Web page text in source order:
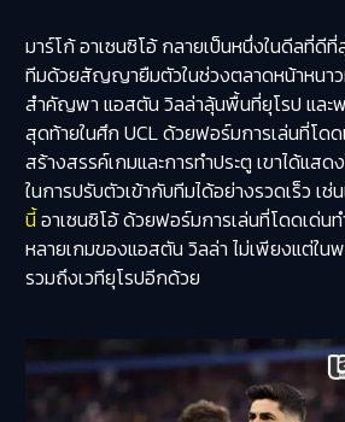
มาร์โก้ อาเซนซิโอ้ กลายเป็นหนึ่งในดีลที่ดี
ทีมด้วยสัญญายืมตัวในช่วงตลาดหน้าหนาว
สำคัญพา แอสตัน วิลล่าลุ้นพื้นที่ยุโรป และ
สุดท้ายในศึก UCL ด้วยฟอร์มการเล่นที่โด
สร้างสรรค์เกมและการทำประตู เขาได้แสด
ในการปรับตัวเข้ากับทีมได้อย่างรวดเร็ว เช่
นี้อาเซนซิโอ้ ด้วยฟอร์มการเล่นที่โดดเด่น
หลายเกมของแอสตัน วิลล่า ไม่เพียงแต่ใน
รวมถึงเวทียุโรปอีกด้วย